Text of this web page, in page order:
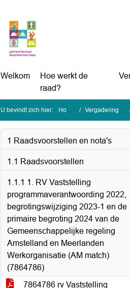
Welkom
Hoe werkt de
raad?
U bevindt zich hier: Home Vergaderingen
1 Raadsvoorstellen en nota's
1.1 Raadsvoorstellen
1.1.1 1. RV Vaststelling
programmaverantwoording 2022,
begrotingswijziging 2023-1 en de
primaire begroting 2024 van de
Gemeenschappelijke regeling
Amstelland en Meerlanden
Werkorganisatie (AM match)
(7864786)
7864786 rv Vaststelling